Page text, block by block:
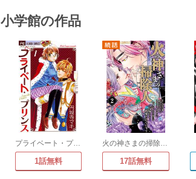
小学館の作品
プライベート・プリンス
1話無料
火の神さまの掃除人ですが、いつの間にか花嫁として溺愛されています【単話】
17話無料